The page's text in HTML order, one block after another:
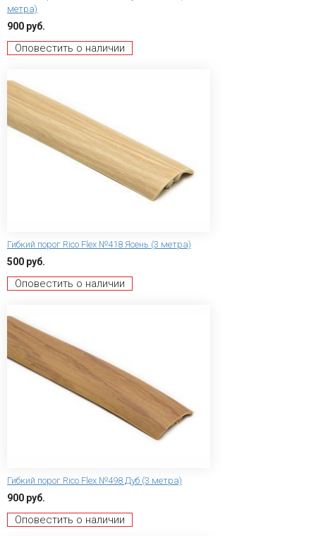
метра)
900 руб.
Оповестить о наличии
Гибкий порог Rico Flex №418 Ясень (3 метра)
500 руб.
Оповестить о наличии
Гибкий порог Rico Flex №498 Дуб (3 метра)
900 руб.
Оповестить о наличии